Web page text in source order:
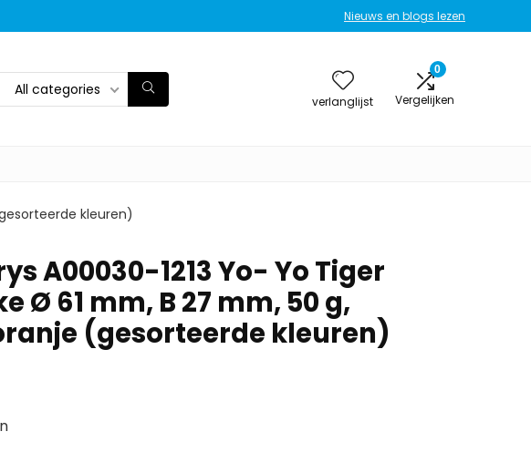
Nieuws en blogs lezen
All categories
verlanglijst
0
Vergelijken
kleuren)
A00030-1213 Yo- Yo Tiger
Ø 61 mm, B 27 mm, 50 g,
(gesorteerde kleuren)